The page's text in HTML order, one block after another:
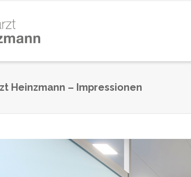
Heinzmann – Impressionen